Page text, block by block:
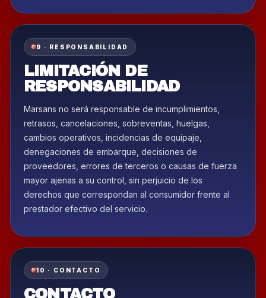
9 · RESPONSABILIDAD
LIMITACIÓN DE
RESPONSABILIDAD
Marsans no será responsable de incumplimientos,
retrasos, cancelaciones, sobreventas, huelgas,
cambios operativos, incidencias de equipaje,
denegaciones de embarque, decisiones de
proveedores, errores de terceros o causas de fuerza
mayor ajenas a su control, sin perjuicio de los
derechos que correspondan al consumidor frente al
prestador efectivo del servicio.
10 · CONTACTO
CONTACTO